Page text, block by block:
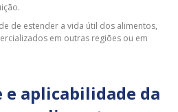
de estender a vida útil dos alimentos,
em outras regiões ou em
e aplicabilidade da